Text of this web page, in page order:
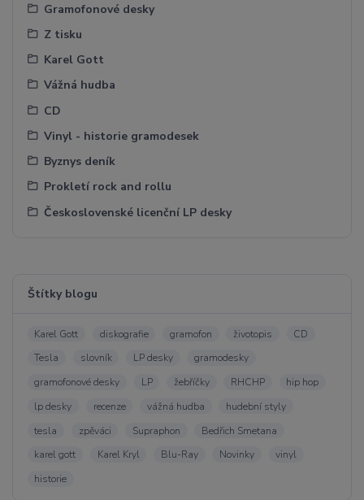
Gramofonové desky
Z tisku
Karel Gott
Vážná hudba
CD
Vinyl - historie gramodesek
Byznys deník
Prokletí rock and rollu
Československé licenční LP desky
Štítky blogu
Karel Gott diskografie gramofon životopis
CD
Tesla
slovník LP desky
gramodesky
gramofonové desky
LP žebříčky RHCHP
hip hop
lp desky
recenze vážná hudba
hudební styly
tesla
zpěváci Supraphon
Bedřich Smetana
karel gott
Karel Kryl Blu-Ray Novinky
vinyl
historie